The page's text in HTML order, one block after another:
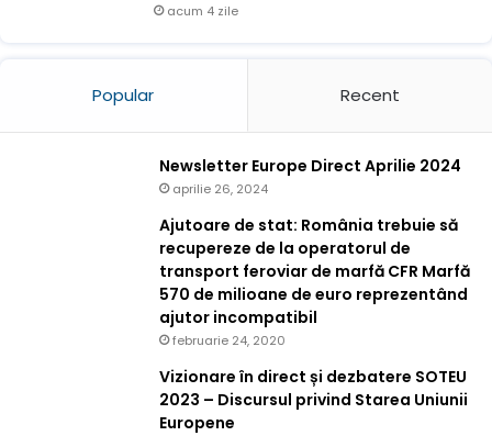
acum 4 zile
Popular Recent
Newsletter Europe Direct Aprilie 2024
aprilie 26, 2024
Ajutoare de stat: România trebuie să
recupereze de la operatorul de
transport feroviar de marfă CFR Marfă
570 de milioane de euro reprezentând
ajutor incompatibil
februarie 24, 2020
Vizionare în direct și dezbatere SOTEU
2023 – Discursul privind Starea Uniunii
Europene